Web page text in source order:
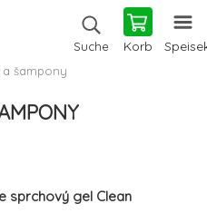
Suche Korb
šampony
sprchový gel Clean